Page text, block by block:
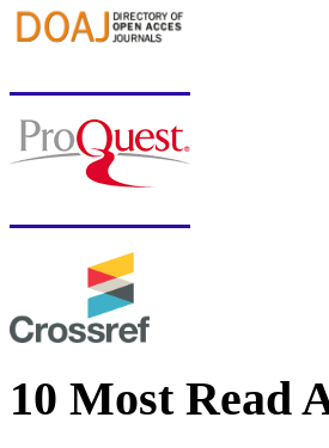
10 Most Read